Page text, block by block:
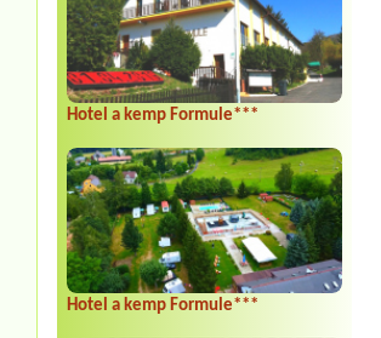
Hotel a kemp Formule***
Hotel a kemp Formule***